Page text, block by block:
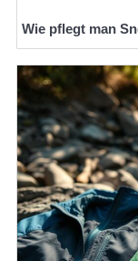
Wie pflegt man